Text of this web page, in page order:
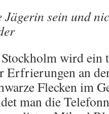
Jägerin sein und
wird ein
Erfrierungen an
Flecken im
man die